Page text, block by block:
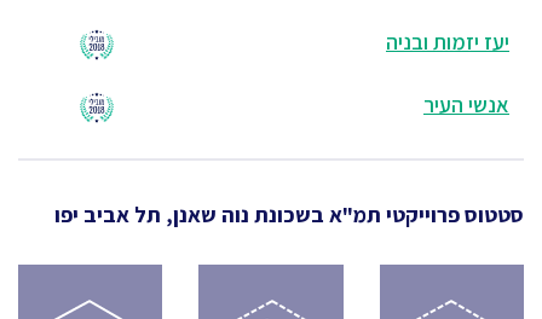
יעז יזמות ובניה
אנשי העיר
סטטוס פרוייקטי תמ"א בשכונת נוה שאנן, תל אביב יפו